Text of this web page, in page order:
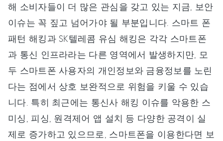
해 소비자들이 더 많은 관심을 갖고 있는 지금, 보안
이슈는 꼭 짚고 넘어가야 될 부분입니다. 스마트 폰
패턴 해킹과 SK텔레콤 유심 해킹은 각각 스마트폰
과 통신 인프라라는 다른 영역에서 발생하지만, 모
두 스마트폰 사용자의 개인정보와 금융정보를 노린
다는 점에서 상호 보완적으로 위험을 키울 수 있습
니다. 특히 최근에는 통신사 해킹 이슈를 악용한 스
미싱, 피싱, 원격제어 앱 설치 등 다양한 공격이 실
제로 증가하고 있으므로, 스마트폰을 이용한다면 보